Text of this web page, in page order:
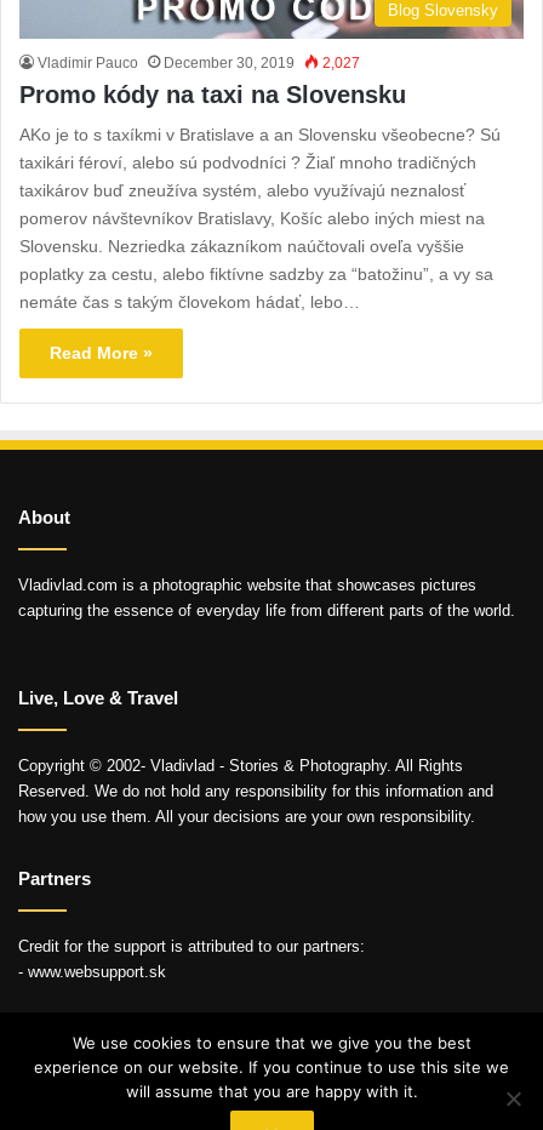
Blog Slovensky
Vladimir Pauco December 30, 2019 2,027
Promo kódy na taxi na Slovensku
AKo je to s taxíkmi v Bratislave a an Slovensku všeobecne? Sú
taxikári féroví, alebo sú podvodníci ? Žiaľ mnoho tradičných
taxikárov buď zneužíva systém, alebo využívajú neznalosť
pomerov návštevníkov Bratislavy, Košíc alebo iných miest na
Slovensku. Nezriedka zákazníkom naúčtovali oveľa vyššie
poplatky za cestu, alebo fiktívne sadzby za “batožinu”, a vy sa
nemáte čas s takým človekom hádať, lebo…
Read More »
About
Vladivlad.com is a photographic website that showcases pictures
capturing the essence of everyday life from different parts of the world.
Live, Love & Travel
Copyright © 2002- Vladivlad - Stories & Photography. All Rights
Reserved. We do not hold any responsibility for this information and
how you use them. All your decisions are your own responsibility.
Partners
Credit for the support is attributed to our partners:
- www.websupport.sk
© Copyright 2026, All Rights Reserved
We use cookies to ensure that we give you the best
experience on our website. If you continue to use this site we
will assume that you are happy with it.